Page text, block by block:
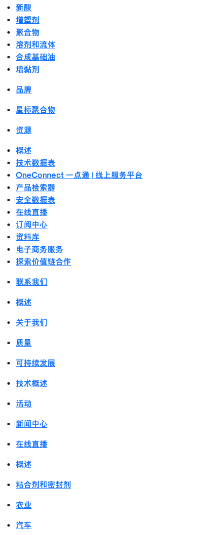
新酸
增塑剂
聚合物
溶剂和流体
合成基础油
增黏剂
品牌
星标聚合物
资源
概述
技术数据表
OneConnect 一点通 | 线上服务平台
产品检索器
安全数据表
在线直播
订阅中心
资料库
电子商务服务
探索价值链合作
联系我们
概述
关于我们
质量
可持续发展
技术概述
活动
新闻中心
在线直播
概述
粘合剂和密封剂
农业
汽车